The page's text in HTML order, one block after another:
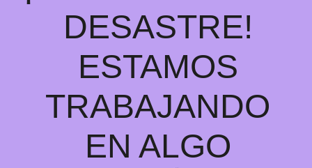
DESASTRE!
ESTAMOS
TRABAJANDO
EN ALGO